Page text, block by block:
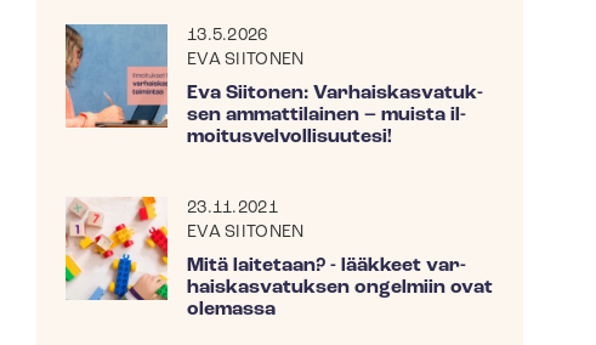
13.5.2026
EVA SIITONEN
Eva Siitonen: Var­hais­kas­va­tuk­
sen ammattilainen – muista il­
moi­tus­vel­vol­li­suu­te­si!
23.11.2021
EVA SIITONEN
Mitä laitetaan? - lääkkeet var­
hais­kas­va­tuk­sen ongelmiin ovat
olemassa